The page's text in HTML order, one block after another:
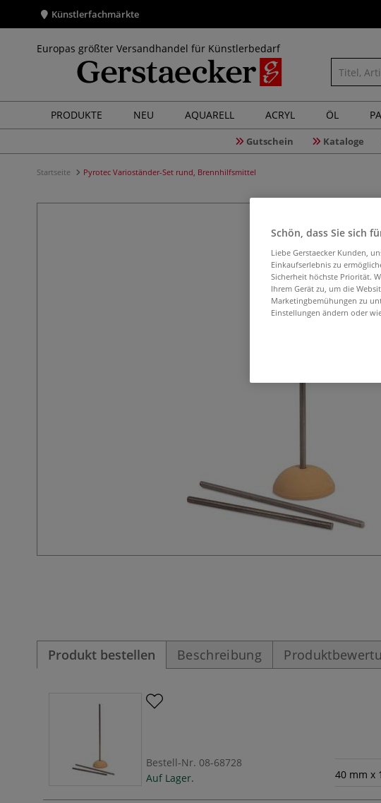
Künstlerfachmärkte
Europas größter Versandhandel für Künstlerbedarf
PRODUKTE NEU AQUARELL ACRYL ÖL
Gutschein Kataloge
Startseite Pyrotec Varioständer-Set rund, Brennhilfsmittel
Produkt bestellen Beschreibung
Bestell-Nr. 08-68728
Auf Lager.
40 mm x
Schön, dass Sie sich
Liebe Gerstaecker Kunden,
Einkaufserlebnis zu
Sicherheit höchste Priorität.
Ihrem Gerät zu, um die
Marketingbemühungen zu
Einstellungen ändern oder